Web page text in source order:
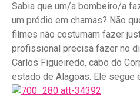
Sabia que um/a bombeiro/a
um prédio em chamas? Não
filmes não costumam fazer
profissional precisa fazer no
Carlos Figueiredo, cabo do
estado de Alagoas. Ele segue